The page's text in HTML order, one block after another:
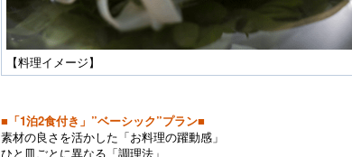
【料理イメージ】
■「1泊2食付き」”ベーシック”プラン■
素材の良さを活かした「お料理の躍動感」
ひと皿ごとに異なる「調理法」